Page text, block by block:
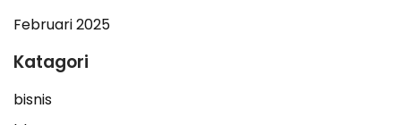
Februari 2025
Katagori
bisnis